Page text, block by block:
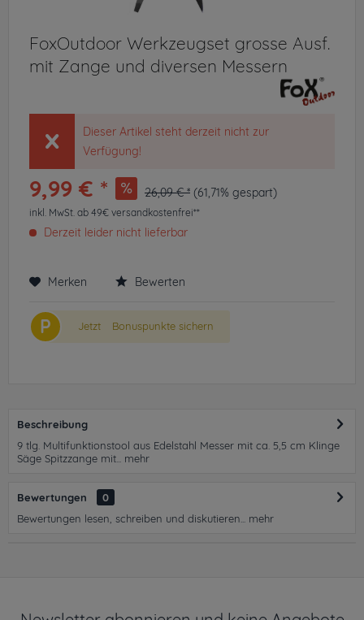
FoxOutdoor Werkzeugset grosse Ausf.
mit Zange und diversen Messern
Dieser Artikel steht derzeit nicht zur
Verfügung!
9,99 € * 26,09 € * (61,71% gespart)
inkl. MwSt. ab 49€ versandkostenfrei**
Derzeit leider nicht lieferbar
Merken Bewerten
P Jetzt Bonuspunkte sichern
Beschreibung
9 tlg. Multifunktionstool aus Edelstahl Messer mit ca. 5,5 cm Klinge
Säge Spitzzange mit...
mehr
Bewertungen
0
Bewertungen lesen, schreiben und diskutieren...
mehr